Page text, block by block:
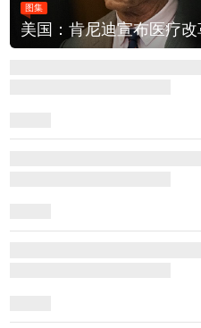
图集
云南普洱：乡村风光如画